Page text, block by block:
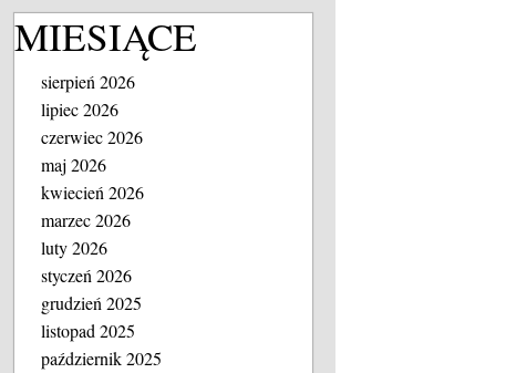
MIESIĄCE
sierpień 2026
lipiec 2026
czerwiec 2026
maj 2026
kwiecień 2026
marzec 2026
luty 2026
styczeń 2026
grudzień 2025
listopad 2025
październik 2025